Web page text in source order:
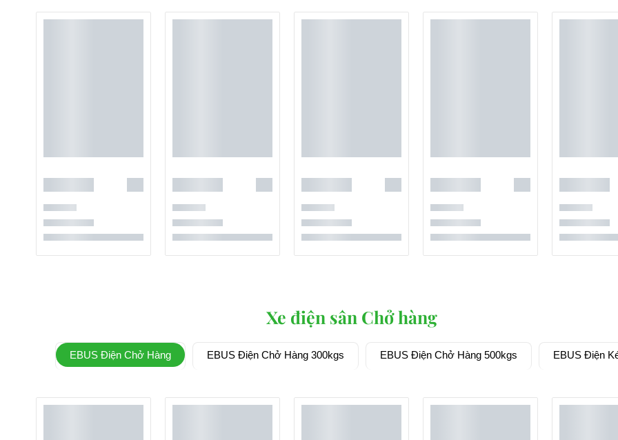
Xe điện sân Chở hàng
EBUS Điện Chở Hàng EBUS Điện Chở Hàng 300kgs EBUS Điện Chở Hàng 500kgs EBUS Điện